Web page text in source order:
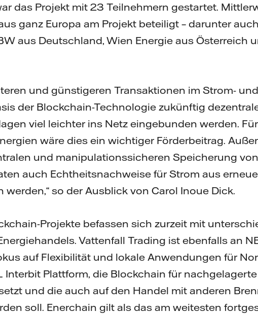
das Projekt mit 23 Teilnehmern gestartet.
ganz Europa am Projekt beteiligt – darunter auch
aus Deutschland, Wien Energie aus Österreich
und günstigeren Transaktionen im Strom-
der Blockchain-Technologie zukünftig
viel leichter ins Netz eingebunden werden.
wäre dies ein wichtiger Förderbeitrag.
und manipulationssicheren Speicherung von
auch Echtheitsnachweise für Strom aus
werden,“ so der Ausblick von Carol Inoue Dick.
Projekte befassen sich zurzeit mit
Vattenfall Trading ist ebenfalls an
auf Flexibilität und lokale Anwendungen für
Interbit Plattform, die Blockchain für
und die auch auf den Handel mit anderen
soll. Enerchain gilt als das am weitesten